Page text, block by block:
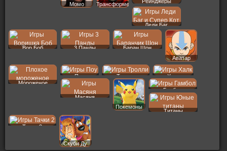
Момо
Трансформеры
Леди Баг
Вор Боб 3 Панды
Баран Шон
Аватар
Мороженое
Поу Тролли Халк
Масяня
Покемоны
Гамбол
Титаны
Тачки 2
Скуби Ду